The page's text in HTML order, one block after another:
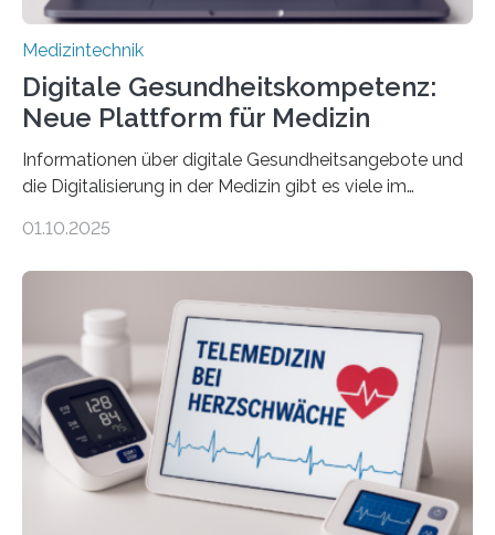
Medizintechnik
Digitale Gesundheitskompetenz:
Neue Plattform für Medizin
Informationen über digitale Gesundheitsangebote und
die Digitalisierung in der Medizin gibt es viele im
seriösen und wissenschaftlich abgesicherten Inhalten?
Forscherinnen der Technischen Universität Dresden
(TUD) richtet sich das Portal sowohl an Patientinnen
und Patienten, aber ebenso an medizinisches
Fachpersonal. Für all diese Zielgruppen bietet sie
speziell zugeschnittene Informationen, um deren
digitale Gesundheitskompetenz zu steigern. MiHUBx ist
01.10.2025